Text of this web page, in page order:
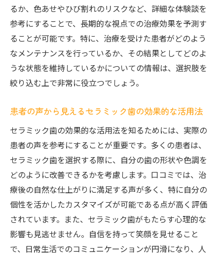
るか、色あせやひび割れのリスクなど、詳細な体験談を
参考にすることで、長期的な視点での治療効果を予測す
ることが可能です。特に、治療を受けた患者がどのよう
なメンテナンスを行っているか、その結果としてどのよ
うな状態を維持しているかについての情報は、選択肢を
絞り込む上で非常に役立つでしょう。
患者の声から見えるセラミック歯の効果的な活用法
セラミック歯の効果的な活用法を知るためには、実際の
患者の声を参考にすることが重要です。多くの患者は、
セラミック歯を選択する際に、自分の歯の形状や色調を
どのように改善できるかを考慮します。口コミでは、治
療後の自然な仕上がりに満足する声が多く、特に自分の
個性を活かしたカスタマイズが可能である点が高く評価
されています。また、セラミック歯がもたらす心理的な
影響も見逃せません。自信を持って笑顔を見せること
で、日常生活でのコミュニケーションが円滑になり、人